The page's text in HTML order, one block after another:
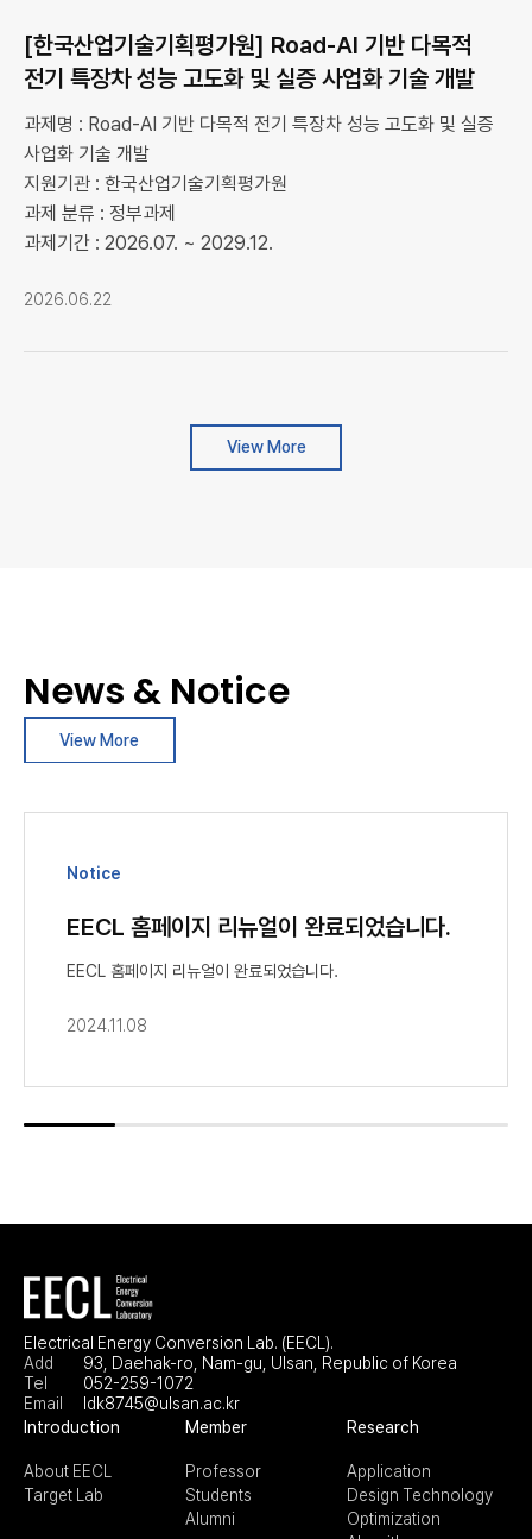
[한국산업기술기획평가원] Road-AI 기반 다목적
전기 특장차 성능 고도화 및 실증 사업화 기술 개발
과제명 : Road-AI 기반 다목적 전기 특장차 성능 고도화 및 실증
사업화 기술 개발
지원기관 : 한국산업기술기획평가원
과제 분류 : 정부과제
과제기간 : 2026.07. ~ 2029.12.
2026.06.22
View More
News & Notice
View More
Notice
EECL 홈페이지 리뉴얼이 완료되었습니다.
EECL 홈페이지 리뉴얼이 완료되었습니다.
2024.11.08
Electrical Energy Conversion Lab. (EECL).
Add
93, Daehak-ro, Nam-gu, Ulsan, Republic of Korea
Tel
052-259-1072
Email
ldk8745@ulsan.ac.kr
Introduction
About EECL
Target Lab
Member
Professor
Students
Alumni
Research
Application
Design Technology
Optimization